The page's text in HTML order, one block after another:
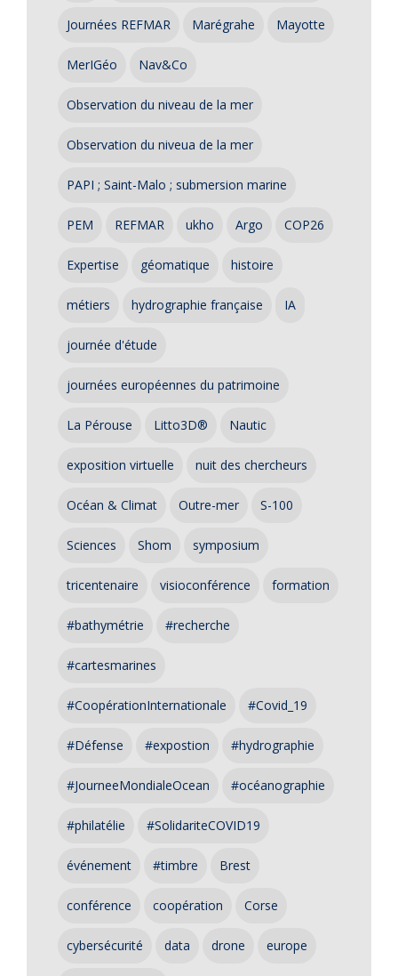
Journées REFMAR Marégrahe Mayotte
MerIGéo Nav&Co
Observation du niveau de la mer
Observation du niveua de la mer
PAPI ; Saint-Malo ; submersion marine
PEM REFMAR ukho Argo COP26
Expertise géomatique histoire
métiers hydrographie française IA
journée d'étude
journées européennes du patrimoine
La Pérouse Litto3D® Nautic
exposition virtuelle nuit des chercheurs
Océan & Climat Outre-mer S-100
Sciences Shom symposium
tricentenaire visioconférence formation
#bathymétrie #recherche
#cartesmarines
#CoopérationInternationale #Covid_19
#Défense #expostion #hydrographie
#JourneeMondialeOcean #océanographie
#philatélie #SolidariteCOVID19
événement #timbre Brest
conférence coopération Corse
cybersécurité data drone europe